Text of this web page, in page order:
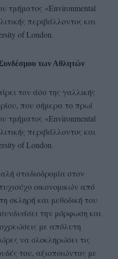
τμήματος «Εnvironmental
περιβάλλοντος και
of London.
των Αθλητών
τον άσο της γαλλικής
που σήμερα το πρωί
τμήματος «Εnvironmental
περιβάλλοντος και
of London.
σταδιοδρομία στον
οικονομικών από
σκληρή και μεθοδική του
την μόρφωση και
με απόλυτη
να ολοκληρώσει τις
του, αξιοποιώντας με